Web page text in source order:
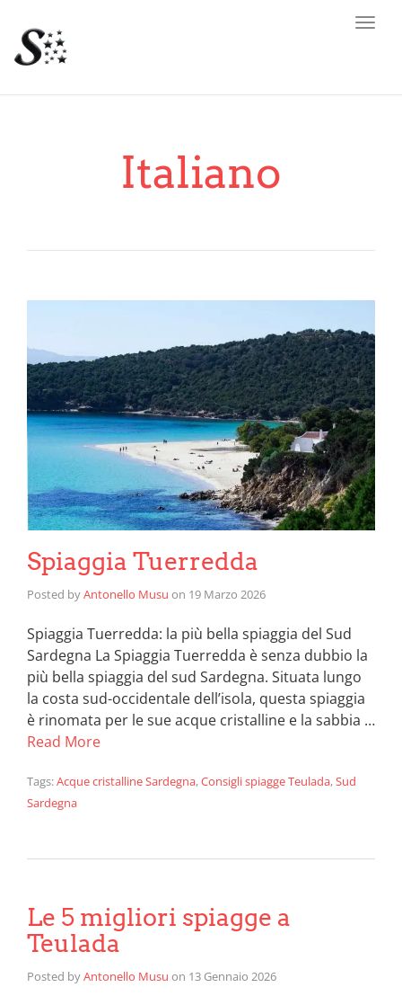
Italiano
Spiaggia Tuerredda
Posted byAntonello Musu on 19 Marzo 2026
Spiaggia Tuerredda: la più bella spiaggia del Sud
Sardegna La Spiaggia Tuerredda è senza dubbio la
più bella spiaggia del sud Sardegna. Situata lungo
la costa sud-occidentale dell’isola, questa spiaggia
è rinomata per le sue acque cristalline e la sabbia …
Read More
Tags:Acque cristalline Sardegna,Consigli spiagge Teulada,Sud
Sardegna
Le 5 migliori spiagge a
Teulada
Posted byAntonello Musu on 13 Gennaio 2026